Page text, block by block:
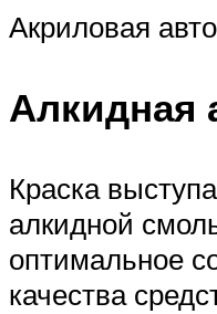
Акриловая
Алкидная
Краска
алкидной
оптимальное
качества